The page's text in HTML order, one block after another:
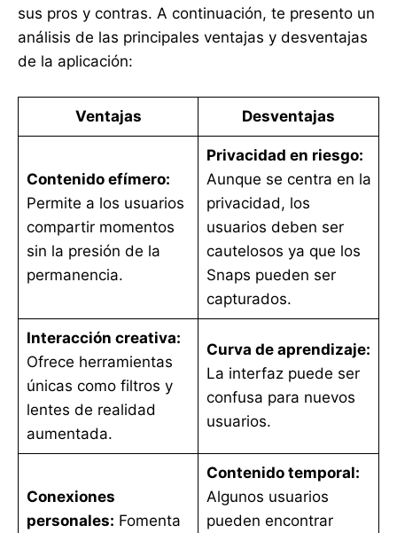
sus pros y contras. A continuación, te presento un
análisis de las principales ventajas y desventajas
de la aplicación:
Ventajas Desventajas
Contenido efímero:
Permite a los usuarios
compartir momentos
sin la presión de la
permanencia.
Privacidad en riesgo:
Aunque se centra en la
privacidad, los
usuarios deben ser
cautelosos ya que los
Snaps pueden ser
capturados.
Interacción creativa:
Ofrece herramientas
únicas como filtros y
lentes de realidad
aumentada.
Curva de aprendizaje:
La interfaz puede ser
confusa para nuevos
usuarios.
Conexiones
personales: Fomenta
Contenido temporal:
Algunos usuarios
pueden encontrar